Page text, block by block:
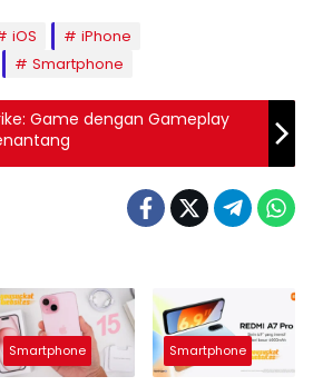
iOS
iPhone
Smartphone
Game dengan Gameplay
Smartphone Smartphone